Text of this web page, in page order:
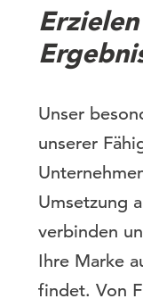
Unser
unserer
Umsetzung
verbinden
Ihre Marke
findet. Von